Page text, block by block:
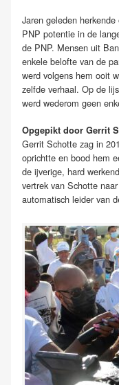
Jaren geleden
PNP potentie in de
de PNP. Mensen uit
enkele belofte van de
werd volgens hem ooit
zelfde verhaal. Op de
werd wederom geen
Opgepikt door Gerrit
Gerrit Schotte zag in
oprichtte en bood hem
de ijverige, hard
vertrek van Schotte
automatisch leider van